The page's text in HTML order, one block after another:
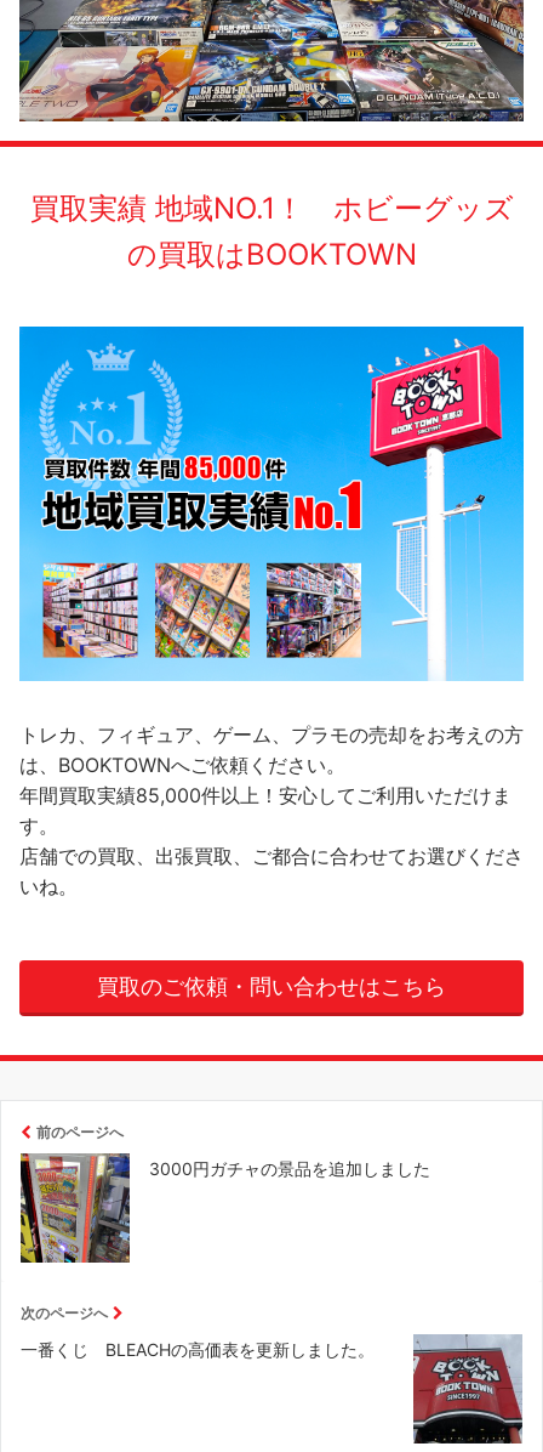
買取実績 地域NO.1！ ホビーグッズ
の買取はBOOKTOWN
トレカ、フィギュア、ゲーム、プラモの売却をお考えの方
は、BOOKTOWNへご依頼ください。
年間買取実績85,000件以上！安心してご利用いただけま
す。
店舗での買取、出張買取、ご都合に合わせてお選びくださ
いね。
買取のご依頼・問い合わせはこちら
前のページへ
3000円ガチャの景品を追加しました
次のページへ
一番くじ BLEACHの高価表を更新しました。